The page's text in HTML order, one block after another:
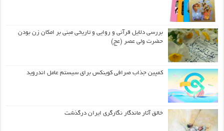
بررسی دلایل قرآنی و روایی و تاریخی مبنی بر امکان زن بودن
حضرت ولی عصر (عج)
کمپین جذاب صرافی کوینکس برای سیستم عامل اندروید
خالق آثار ماندگار نگارگری ایران درگذشت